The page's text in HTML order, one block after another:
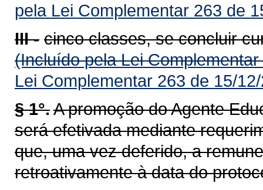
pela Lei Complementar 263 de
III - cinco classes, se concluir
(Incluído pela Lei
Lei Complementar 263 de 15/
§ 1°.A promoção do Agente
será efetivada mediante
que, uma vez deferido, a
retroativamente à data do